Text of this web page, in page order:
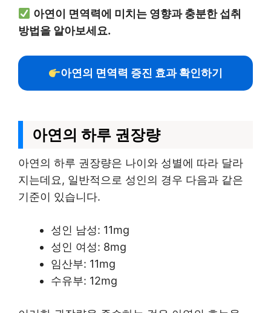
아연이 면역력에 미치는 영향과 충분한 섭취
방법을 알아보세요.
아연의 면역력 증진 효과 확인하기
아연의 하루 권장량
아연의 하루 권장량은 나이와 성별에 따라 달라
지는데요, 일반적으로 성인의 경우 다음과 같은
기준이 있습니다.
성인 남성: 11mg
성인 여성: 8mg
임산부: 11mg
수유부: 12mg